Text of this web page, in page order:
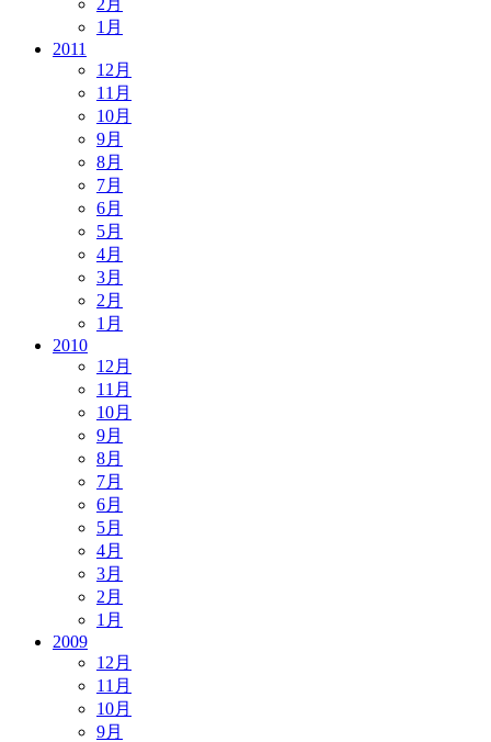
1月
2011
12月
11月
10月
9月
8月
7月
6月
5月
4月
3月
2月
1月
2010
12月
11月
10月
9月
8月
7月
6月
5月
4月
3月
2月
1月
2009
12月
11月
10月
9月